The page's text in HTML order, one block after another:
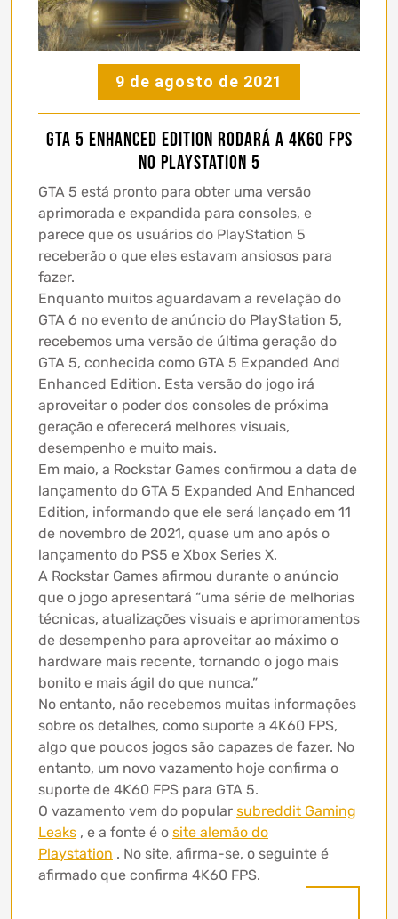
9 de agosto de 2021
GTA 5 Enhanced Edition rodará a 4K60 FPS
no PlayStation 5
GTA 5 está pronto para obter uma versão
aprimorada e expandida para consoles, e
parece que os usuários do PlayStation 5
receberão o que eles estavam ansiosos para
fazer.
Enquanto muitos aguardavam a revelação do
GTA 6 no evento de anúncio do PlayStation 5,
recebemos uma versão de última geração do
GTA 5, conhecida como GTA 5 Expanded And
Enhanced Edition. Esta versão do jogo irá
aproveitar o poder dos consoles de próxima
geração e oferecerá melhores visuais,
desempenho e muito mais.
Em maio, a Rockstar Games confirmou a data de
lançamento do GTA 5 Expanded And Enhanced
Edition, informando que ele será lançado em 11
de novembro de 2021, quase um ano após o
lançamento do PS5 e Xbox Series X.
A Rockstar Games afirmou durante o anúncio
que o jogo apresentará “uma série de melhorias
técnicas, atualizações visuais e aprimoramentos
de desempenho para aproveitar ao máximo o
hardware mais recente, tornando o jogo mais
bonito e mais ágil do que nunca.”
No entanto, não recebemos muitas informações
sobre os detalhes, como suporte a 4K60 FPS,
algo que poucos jogos são capazes de fazer. No
entanto, um novo vazamento hoje confirma o
suporte de 4K60 FPS para GTA 5.
O vazamento vem do popular subreddit Gaming
Leaks , e a fonte é o site alemão do
Playstation . No site, afirma-se, o seguinte é
afirmado que confirma 4K60 FPS.